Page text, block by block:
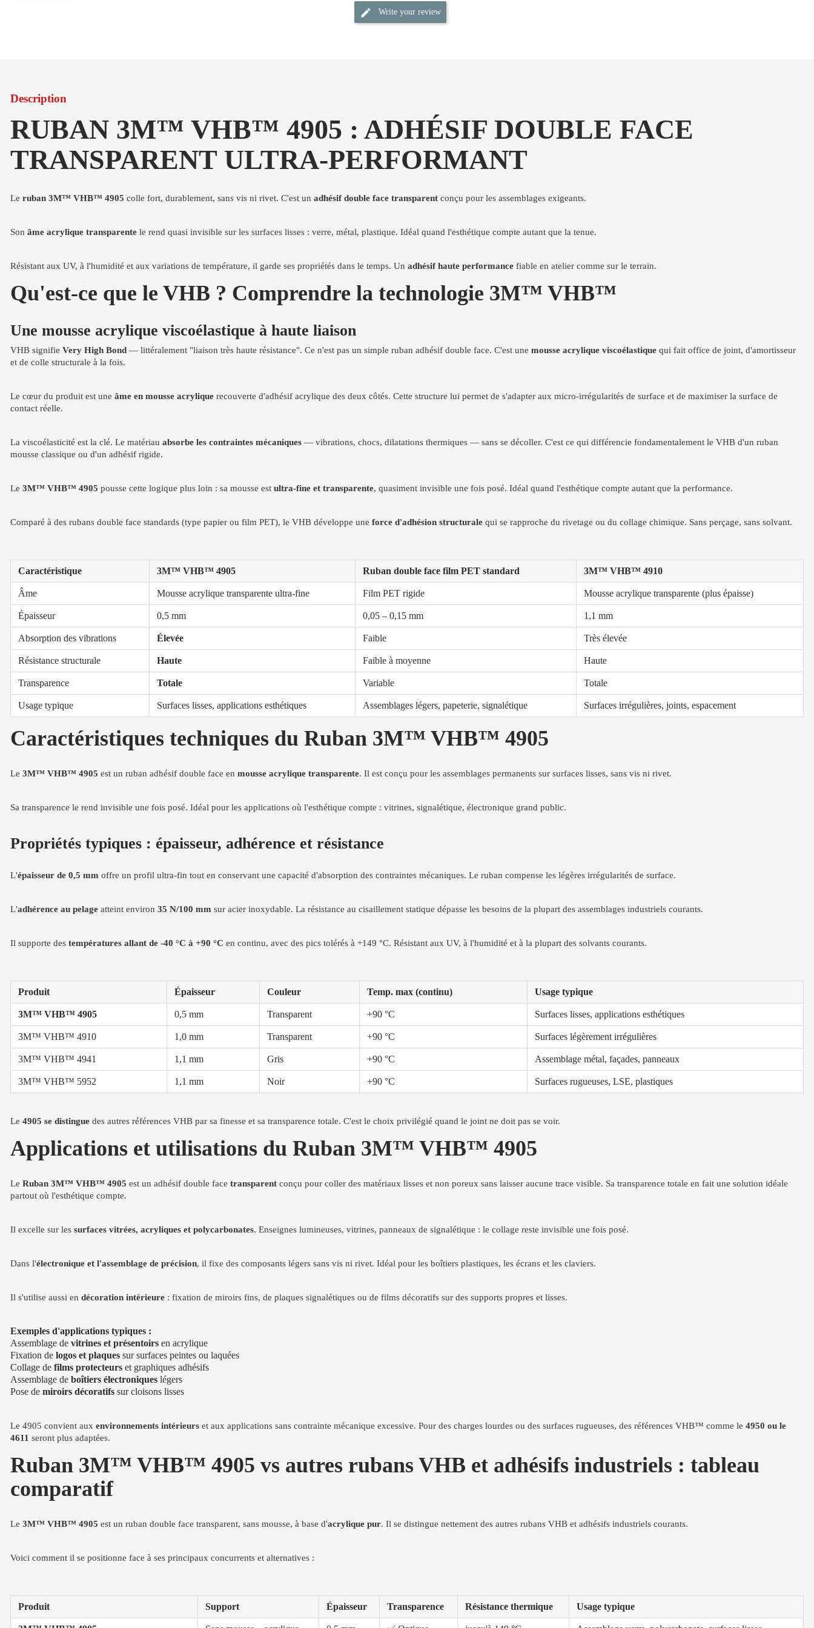
Write your review
Description
RUBAN 3M™ VHB™ 4905 : ADHÉSIF DOUBLE FACE
TRANSPARENT ULTRA-PERFORMANT
Le ruban 3M™ VHB™ 4905 colle fort, durablement, sans vis ni rivet. C'est un adhésif double face transparent conçu pour les assemblages exigeants.
Son âme acrylique transparente le rend quasi invisible sur les surfaces lisses : verre, métal, plastique. Idéal quand l'esthétique compte autant que la tenue.
Résistant aux UV, à l'humidité et aux variations de température, il garde ses propriétés dans le temps. Un adhésif haute performance fiable en atelier comme sur le terrain.
Qu'est-ce que le VHB ? Comprendre la technologie 3M™ VHB™
Une mousse acrylique viscoélastique à haute liaison
VHB signifie Very High Bond — littéralement "liaison très haute résistance". Ce n'est pas un simple ruban adhésif double face. C'est une mousse acrylique viscoélastique qui fait office de joint, d'amortisseur
et de colle structurale à la fois.
Le cœur du produit est une âme en mousse acrylique recouverte d'adhésif acrylique des deux côtés. Cette structure lui permet de s'adapter aux micro-irrégularités de surface et de maximiser la surface de
contact réelle.
La viscoélasticité est la clé. Le matériau absorbe les contraintes mécaniques — vibrations, chocs, dilatations thermiques — sans se décoller. C'est ce qui différencie fondamentalement le VHB d'un ruban
mousse classique ou d'un adhésif rigide.
Le 3M™ VHB™ 4905 pousse cette logique plus loin : sa mousse est ultra-fine et transparente, quasiment invisible une fois posé. Idéal quand l'esthétique compte autant que la performance.
Comparé à des rubans double face standards (type papier ou film PET), le VHB développe une force d'adhésion structurale qui se rapproche du rivetage ou du collage chimique. Sans perçage, sans solvant.
Caractéristique 3M™ VHB™ 4905 Ruban double face film PET standard 3M™ VHB™ 4910
Âme Mousse acrylique transparente ultra-fine Film PET rigide Mousse acrylique transparente (plus épaisse)
Épaisseur 0,5 mm 0,05 – 0,15 mm 1,1 mm
Absorption des vibrations Élevée Faible Très élevée
Résistance structurale Haute Faible à moyenne Haute
Transparence Totale Variable Totale
Usage typique Surfaces lisses, applications esthétiques Assemblages légers, papeterie, signalétique Surfaces irrégulières, joints, espacement
Caractéristiques techniques du Ruban 3M™ VHB™ 4905
Le 3M™ VHB™ 4905 est un ruban adhésif double face en mousse acrylique transparente. Il est conçu pour les assemblages permanents sur surfaces lisses, sans vis ni rivet.
Sa transparence le rend invisible une fois posé. Idéal pour les applications où l'esthétique compte : vitrines, signalétique, électronique grand public.
Propriétés typiques : épaisseur, adhérence et résistance
L'épaisseur de 0,5 mm offre un profil ultra-fin tout en conservant une capacité d'absorption des contraintes mécaniques. Le ruban compense les légères irrégularités de surface.
L'adhérence au pelage atteint environ 35 N/100 mm sur acier inoxydable. La résistance au cisaillement statique dépasse les besoins de la plupart des assemblages industriels courants.
Il supporte des températures allant de -40 °C à +90 °C en continu, avec des pics tolérés à +149 °C. Résistant aux UV, à l'humidité et à la plupart des solvants courants.
Produit Épaisseur Couleur Temp. max (continu) Usage typique
3M™ VHB™ 4905 0,5 mm Transparent +90 °C Surfaces lisses, applications esthétiques
3M™ VHB™ 4910 1,0 mm Transparent +90 °C Surfaces légèrement irrégulières
3M™ VHB™ 4941 1,1 mm Gris +90 °C Assemblage métal, façades, panneaux
3M™ VHB™ 5952 1,1 mm Noir +90 °C Surfaces rugueuses, LSE, plastiques
Le 4905 se distingue des autres références VHB par sa finesse et sa transparence totale. C'est le choix privilégié quand le joint ne doit pas se voir.
Applications et utilisations du Ruban 3M™ VHB™ 4905
Le Ruban 3M™ VHB™ 4905 est un adhésif double face transparent conçu pour coller des matériaux lisses et non poreux sans laisser aucune trace visible. Sa transparence totale en fait une solution idéale
partout où l'esthétique compte.
Il excelle sur les surfaces vitrées, acryliques et polycarbonates. Enseignes lumineuses, vitrines, panneaux de signalétique : le collage reste invisible une fois posé.
Dans l'électronique et l'assemblage de précision, il fixe des composants légers sans vis ni rivet. Idéal pour les boîtiers plastiques, les écrans et les claviers.
Il s'utilise aussi en décoration intérieure : fixation de miroirs fins, de plaques signalétiques ou de films décoratifs sur des supports propres et lisses.
Exemples d'applications typiques :
Assemblage de vitrines et présentoirs en acrylique
Fixation de logos et plaques sur surfaces peintes ou laquées
Collage de films protecteurs et graphiques adhésifs
Assemblage de boîtiers électroniques légers
Pose de miroirs décoratifs sur cloisons lisses
Le 4905 convient aux environnements intérieurs et aux applications sans contrainte mécanique excessive. Pour des charges lourdes ou des surfaces rugueuses, des références VHB™ comme le 4950 ou le
4611 seront plus adaptées.
Ruban 3M™ VHB™ 4905 vs autres rubans VHB et adhésifs industriels : tableau
comparatif
Le 3M™ VHB™ 4905 est un ruban double face transparent, sans mousse, à base d'acrylique pur. Il se distingue nettement des autres rubans VHB et adhésifs industriels courants.
Voici comment il se positionne face à ses principaux concurrents et alternatives :
Produit Support Épaisseur Transparence Résistance thermique Usage typique